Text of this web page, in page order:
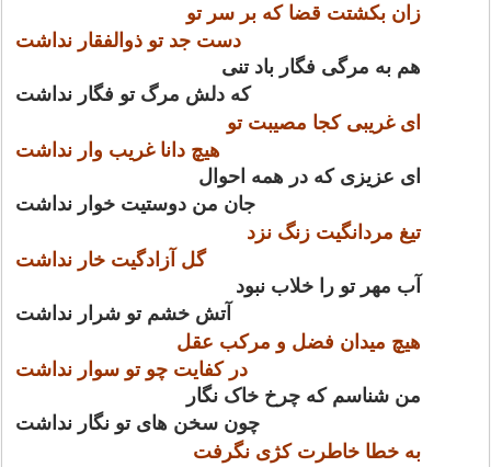
زان بکشتت قضا که بر سر تو
دست جد تو ذوالفقار نداشت
هم به مرگی فگار باد تنی
که دلش مرگ تو فگار نداشت
ای غریبی کجا مصیبت تو
هیچ دانا غریب وار نداشت
ای عزیزی که در همه احوال
جان من دوستیت خوار نداشت
تیغ مردانگیت زنگ نزد
گل آزادگیت خار نداشت
آب مهر تو را خلاب نبود
آتش خشم تو شرار نداشت
هیچ میدان فضل و مرکب عقل
در کفایت چو تو سوار نداشت
من شناسم که چرخ خاک نگار
چون سخن های تو نگار نداشت
به خطا خاطرت کژی نگرفت